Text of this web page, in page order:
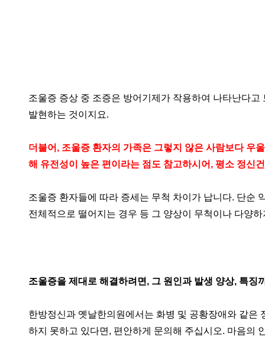
조울증 증상 중 조증은 방어기제가 작용하여 나타난다
발현하는 것이지요.
더불어, 조울증 환자의 가족은 그렇지 않은 사람보다 우
해 유전성이 높은 편이라는 점도 참고하시어, 평소 정신
조울증 환자들에 따라 증세는 무척 차이가 납니다. 단순
전체적으로 떨어지는 경우 등 그 양상이 무척이나 다양
조울증을 제대로 해결하려면, 그 원인과 발생 양상, 특
한방정신과 옛날한의원에서는 화병 및 공황장애와 같은
하지 못하고 있다면, 편안하게 문의해 주십시오. 마음의